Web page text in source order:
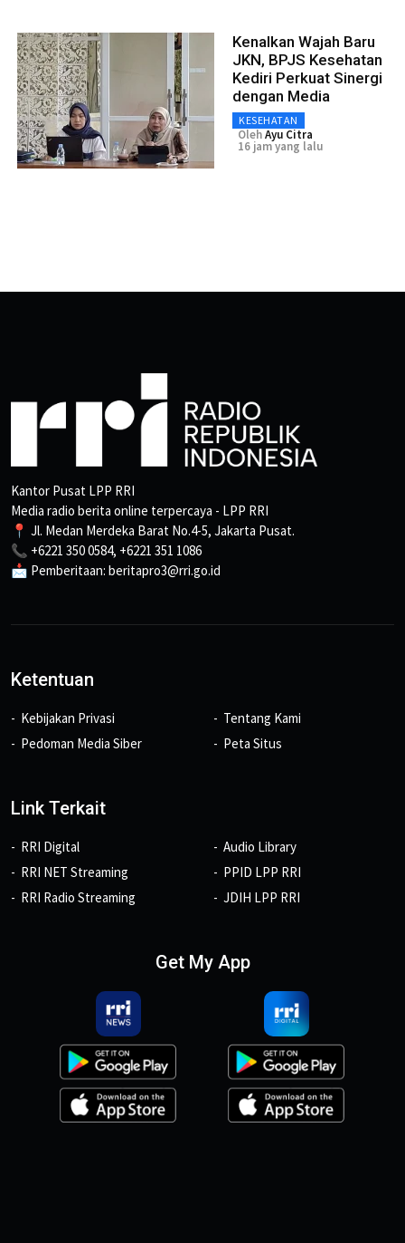
Kenalkan Wajah Baru
JKN, BPJS Kesehatan
Kediri Perkuat Sinergi
dengan Media
KESEHATAN
OlehAyu Citra
16 jam yang lalu
Kantor Pusat LPP RRI
Media radio berita online terpercaya - LPP RRI
📍 Jl. Medan Merdeka Barat No.4-5, Jakarta Pusat.
📞 +6221 350 0584, +6221 351 1086
📩 Pemberitaan: beritapro3@rri.go.id
Ketentuan
Kebijakan Privasi
Pedoman Media Siber
Tentang Kami
Peta Situs
Link Terkait
RRI Digital
RRI NET Streaming
RRI Radio Streaming
Audio Library
PPID LPP RRI
JDIH LPP RRI
Get My App